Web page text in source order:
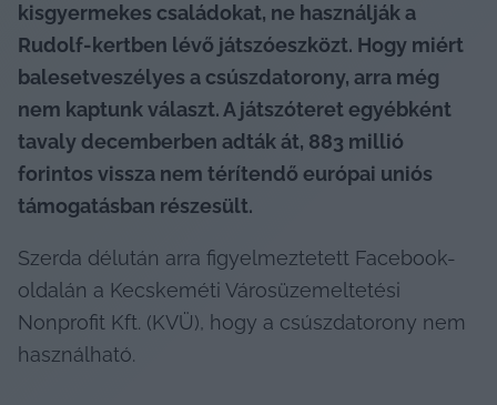
kisgyermekes családokat, ne használják a
Rudolf-kertben lévő játszóeszközt. Hogy miért
balesetveszélyes a csúszdatorony, arra még
nem kaptunk választ. A játszóteret egyébként
tavaly decemberben adták át, 883 millió
forintos vissza nem térítendő európai uniós
támogatásban részesült.
Szerda délután arra figyelmeztetett Facebook-
oldalán a Kecskeméti Városüzemeltetési
Nonprofit Kft. (KVÜ), hogy a csúszdatorony nem
használható.